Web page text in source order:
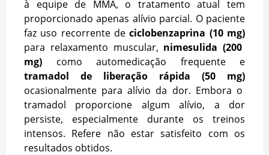
à equipe de MMA, o tratamento atual tem
proporcionado apenas alívio parcial. O paciente
faz uso recorrente deciclobenzaprina (10 mg)
para relaxamento muscular, nimesulida (200
mg) como automedicação frequente e
tramadol de liberação rápida (50 mg)
ocasionalmente para alívio da dor. Embora o
tramadol proporcione algum alívio, a dor
persiste, especialmente durante os treinos
intensos. Refere não estar satisfeito com os
resultados obtidos.